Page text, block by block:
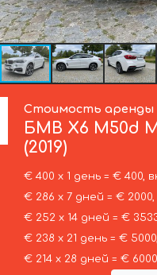
Стоимость аренды
БМВ X6 M50d
(2019)
€ 400 х 1 день = € 400,
€ 286 х 7 дней = €
€ 252 х 14 дней = €
€ 238 х 21 день = €
€ 214 х 28 дней = €